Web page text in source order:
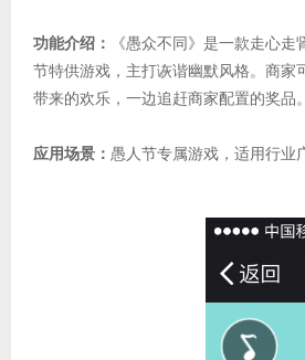
功能介绍：
《愚众不同》是一款走心
节特供游戏，主打诙谐幽默风格。商
带来的欢乐，一边追赶商家配置的奖品
应用场景： 愚人节专属游戏，适用行业